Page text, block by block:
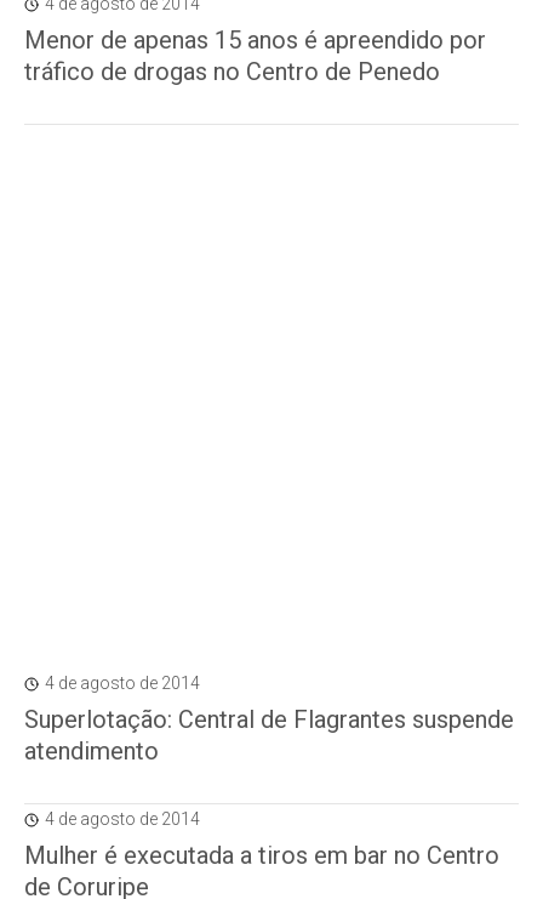
Menor de apenas 15 anos é apreendido por
tráfico de drogas no Centro de Penedo
4 de agosto de 2014
Superlotação: Central de Flagrantes suspende
atendimento
4 de agosto de 2014
Mulher é executada a tiros em bar no Centro
de Coruripe